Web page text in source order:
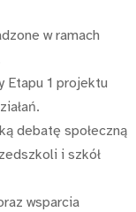
w ramach
Etapu 1 projektu
debatę społeczną
i szkół
wsparcia